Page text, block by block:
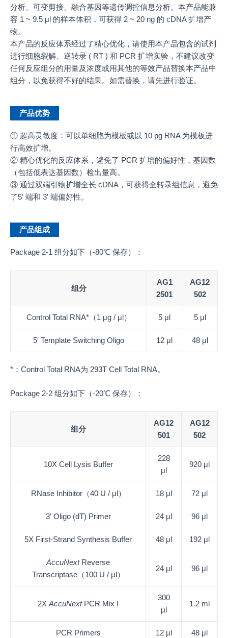
分析、可变剪接、融合基因等遗传调控信息分析。本产品能兼
容 1 ~ 9.5 μl 的样本体积，可获得 2 ~ 20 ng 的 cDNA 扩增产
物。
本产品的反应体系经过了精心优化，请使用本产品包含的试剂
进行细胞裂解、逆转录 ( RT ) 和 PCR 扩增实验，不建议改变
任何反应组分的用量及浓度或用其他的等效产品替换本产品中
组分，以免获得不好的结果。如需替换，请先进行验证。
产品优势
① 超高灵敏度：可以单细胞为模板或以 10 pg RNA 为模板进
行高效扩增。
② 精心优化的反应体系，避免了 PCR 扩增的偏好性，基因数
（包括低表达基因数）检出量高。
③ 通过双端引物扩增全长 cDNA，可获得全转录组信息，避免
了5′ 端和 3′ 端偏好性。
产品组成
Package 2-1 组分如下（-80℃ 保存）：
组分
AG1
2501
AG12
502
Control Total RNA*（1 μg / μl） 5 μl 5 μl
5′ Template Switching Oligo 12 μl 48 μl
*：Control Total RNA为 293T Cell Total RNA。
Package 2-2 组分如下（-20℃ 保存）：
组分
AG12
501
AG12
502
10X Cell Lysis Buffer
228
μl
920 μl
RNase Inhibitor（40 U / μl） 18 μl 72 μl
3′ Oligo (dT) Primer 24 μl 96 μl
5X First-Strand Synthesis Buffer 48 μl 192 μl
AccuNext Reverse
Transcriptase（100 U / μl）
24 μl 96 μl
2X AccuNextPCR Mix I
300
μl
1.2 ml
PCR Primers 12 μl 48 μl